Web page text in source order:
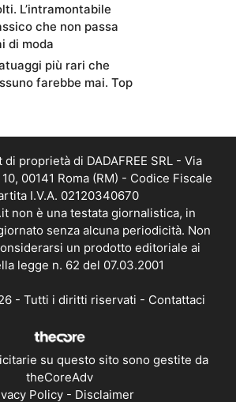
L’intramontabile
che non passa
di moda
più rari che
farebbe mai. Top
proprietà di DADAFREE SRL - Via
00141 Roma (RM) - Codice Fiscale
I.V.A. 02120340670
non è una testata giornalistica, in
senza alcuna periodicità. Non
un prodotto editoriale ai
legge n. 62 del 07.03.2001
- Tutti i diritti riservati - Contattaci
su questo sito sono gestite da
theCoreAdv
Policy- Disclaimer